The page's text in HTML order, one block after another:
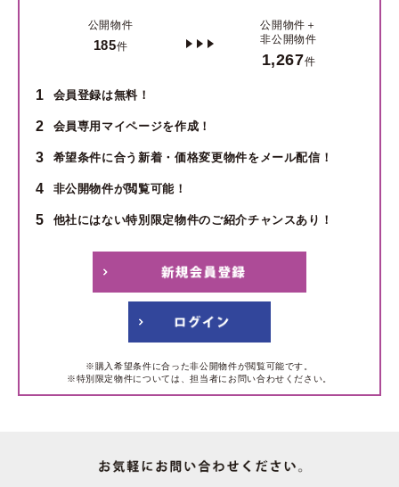
公開物件
185件
公開物件＋
非公開物件
1,267件
1 会員登録は無料！
2 会員専用マイページを作成！
3 希望条件に合う新着・価格変更物件をメール配信！
4 非公開物件が閲覧可能！
5 他社にはない特別限定物件のご紹介チャンスあり！
※購入希望条件に合った非公開物件が閲覧可能です。
※特別限定物件については、担当者にお問い合わせください。